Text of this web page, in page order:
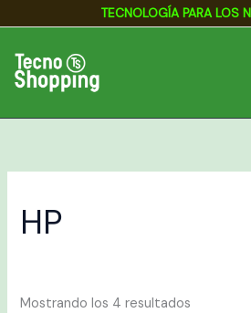
contenido
TECNOLOGÍA PARA LOS
HP
Mostrando los 4 resultados
por
los